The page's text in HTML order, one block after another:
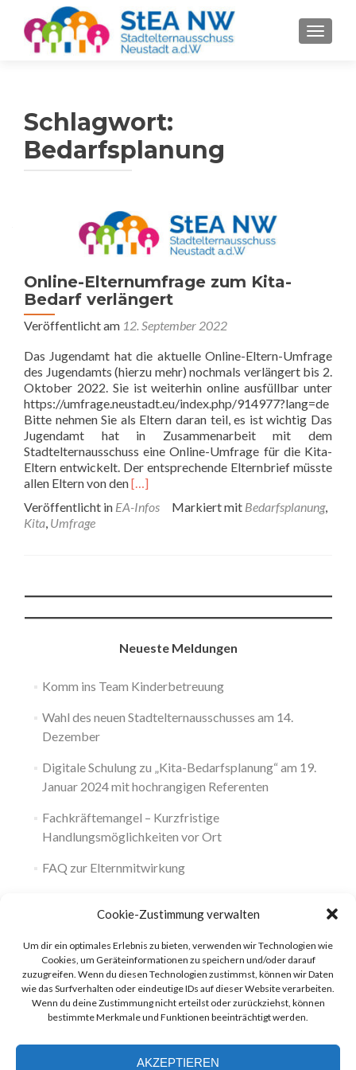
Cookie-Zustimmung verwalten
Um dir ein optimales Erlebnis zu bieten, verwenden wir Technologien wie
Cookies, um Geräteinformationen zu speichern und/oder darauf
zuzugreifen. Wenn du diesen Technologien zustimmst, können wir Daten
wie das Surfverhalten oder eindeutige IDs auf dieser Website verarbeiten.
Wenn du deine Zustimmung nicht erteilst oder zurückziehst, können
bestimmte Merkmale und Funktionen beeinträchtigt werden.
AKZEPTIEREN
Schlagwort:
Bedarfsplanung
Online-Elternumfrage zum Kita-
Bedarf verlängert
Veröffentlicht am 12. September 2022
Das Jugendamt hat die aktuelle Online-Eltern-Umfrage
des Jugendamts (hierzu mehr) nochmals verlängert bis 2.
Oktober 2022. Sie ist weiterhin online ausfüllbar unter
https://umfrage.neustadt.eu/index.php/914977?lang=de
Bitte nehmen Sie als Eltern daran teil, es ist wichtig Das
Jugendamt hat in Zusammenarbeit mit dem
Stadtelternausschuss eine Online-Umfrage für die Kita-
Eltern entwickelt. Der entsprechende Elternbrief müsste
allen Eltern von denRead
about
Bedarf
[…]
Veröffentlicht in EA-Infos Markiert mit Bedarfsplanung,
Kita, Umfrage
Neueste Meldungen
Komm ins Team Kinderbetreuung
Wahl des neuen Stadtelternausschusses am 14.
Dezember
Digitale Schulung zu „Kita-Bedarfsplanung“ am 19.
Januar 2024 mit hochrangigen Referenten
Fachkräftemangel – Kurzfristige
Handlungsmöglichkeiten vor Ort
FAQ zur Elternmitwirkung